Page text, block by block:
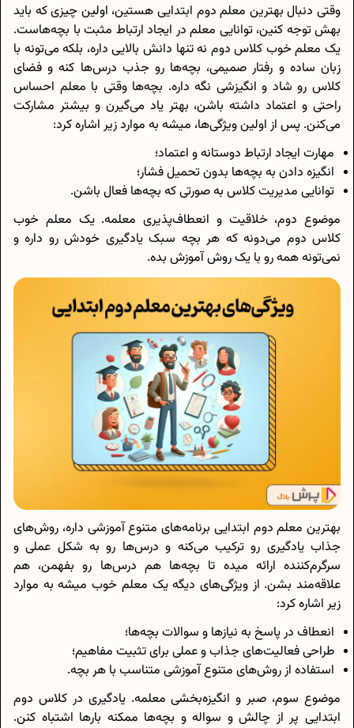
وقتی دنبال بهترین معلم دوم ابتدایی هستین، اولین چیزی که باید
بهش توجه کنین، توانایی معلم در ایجاد ارتباط مثبت با بچه‌هاست.
یک معلم خوب کلاس دوم نه تنها دانش بالایی داره، بلکه می‌تونه با
زبان ساده و رفتار صمیمی، بچه‌ها رو جذب درس‌ها کنه و فضای
کلاس رو شاد و انگیزشی نگه داره. بچه‌ها وقتی با معلم احساس
راحتی و اعتماد داشته باشن، بهتر یاد می‌گیرن و بیشتر مشارکت
می‌کنن. پس از اولین ویژگی‌ها، میشه به موارد زیر اشاره کرد:
مهارت ایجاد ارتباط دوستانه و اعتماد؛
انگیزه دادن به بچه‌ها بدون تحمیل فشار؛
توانایی مدیریت کلاس به صورتی که بچه‌ها فعال باشن.
موضوع دوم، خلاقیت و انعطاف‌پذیری معلمه. یک معلم خوب
کلاس دوم می‌دونه که هر بچه سبک یادگیری خودش رو داره و
نمی‌تونه همه رو با یک روش آموزش بده.
بهترین معلم دوم ابتدایی برنامه‌های متنوع آموزشی داره، روش‌های
جذاب یادگیری رو ترکیب می‌کنه و درس‌ها رو به شکل عملی و
سرگرم‌کننده ارائه میده تا بچه‌ها هم درس‌ها رو بفهمن، هم
علاقه‌مند بشن. از ویژگی‌های دیگه یک معلم خوب میشه به موارد
زیر اشاره کرد:
انعطاف در پاسخ به نیازها و سوالات بچه‌ها؛
طراحی فعالیت‌های جذاب و عملی برای تثبیت مفاهیم؛
استفاده از روش‌های متنوع آموزشی متناسب با هر بچه.
موضوع سوم، صبر و انگیزه‌بخشی معلمه. یادگیری در کلاس دوم
ابتدایی پر از چالش و سواله و بچه‌ها ممکنه بارها اشتباه کنن.